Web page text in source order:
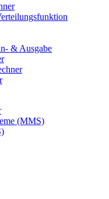
& Ausgabe
(MMS)